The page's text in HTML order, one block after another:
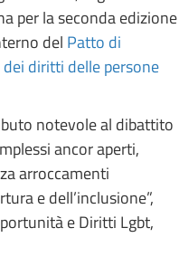
per la seconda edizione
del Patto di
diritti delle persone
notevole al dibattito
ancor aperti,
arroccamenti
e dell’inclusione”,
e Diritti Lgbt,